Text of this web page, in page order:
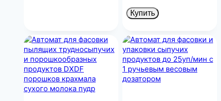
Купить